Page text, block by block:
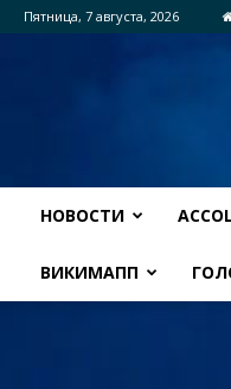
Пятница, 7 августа, 2026
НОВОСТИ
ВИКИМАПП